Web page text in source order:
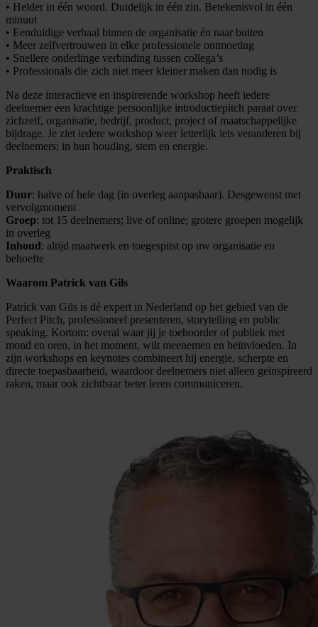
• Helder in één woord. Duidelijk in één zin. Betekenisvol in één
minuut
• Eenduidige verhaal binnen de organisatie én naar buiten
• Meer zelfvertrouwen in elke professionele ontmoeting
• Snellere onderlinge verbinding tussen collega’s
• Professionals die zich niet meer kleiner maken dan nodig is
Na deze interactieve en inspirerende workshop heeft iedere
deelnemer een krachtige persoonlijke introductiepitch paraat over
zichzelf, organisatie, bedrijf, product, project of maatschappelijke
bijdrage. Je ziet iedere workshop weer letterlijk iets veranderen bij
deelnemers; in hun houding, stem en energie.
Praktisch
Duur: halve of hele dag (in overleg aanpasbaar). Desgewenst met
vervolgmoment
Groep: tot 15 deelnemers; live of online; grotere groepen mogelijk
in overleg
Inhoud: altijd maatwerk en toegespitst op uw organisatie en
behoefte
Waarom Patrick van Gils
Patrick van Gils is dé expert in Nederland op het gebied van de
Perfect Pitch, professioneel presenteren, storytelling en public
speaking. Kortom: overal waar jij je toehoorder of publiek met
mond en oren, in het moment, wilt meenemen en beïnvloeden. In
zijn workshops en keynotes combineert hij energie, scherpte en
directe toepasbaarheid, waardoor deelnemers niet alleen geïnspireerd
raken, maar ook zichtbaar beter leren communiceren.